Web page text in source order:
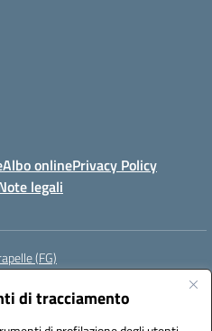
di tracciamento
Albo onlinePrivacy Policy
legali
(FG)
fgic822001@pec.istruzione.it